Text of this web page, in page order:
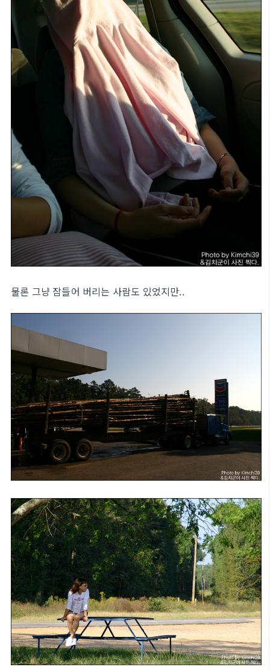
물론 그냥 잠들어 버리는 사람도 있었지만..